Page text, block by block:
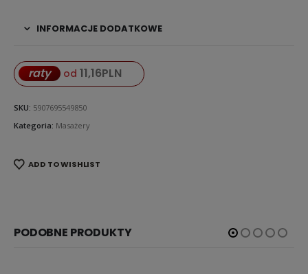
INFORMACJE DODATKOWE
raty od 11,16PLN
SKU: 5907695549850
Kategoria: Masażery
ADD TO WISHLIST
PODOBNE PRODUKTY